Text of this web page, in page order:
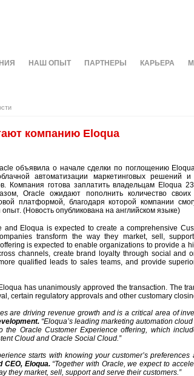
НАШ ОПЫТ ПАРТНЕРЫ КАРЬЕРА
компанию Eloqua
объявила о начале сделки по поглощению
автоматизации маркетинговых решений
Компания готова заплатить владельцам Eloqua
Oracle ожидают пополнить количество
платформой, благодаря которой компании
(Новость опубликована на английском языке)
and Eloqua is expected to create a comprehensive
transform the way they market, sell,
is expected to enable organizations to provide a
channels, create brand loyalty through social and
qualified leads to sales teams, and provide
has unanimously approved the transaction. The
certain regulatory approvals and other customary
are driving revenue growth and is a critical area of
“Eloqua’s leading marketing automation
the Oracle Customer Experience offering, which
Cloud and Oracle Social Cloud.”
starts with knowing your customer’s
CEO, Eloqua. “Together with Oracle, we expect to
they market, sell, support and serve their customers.”